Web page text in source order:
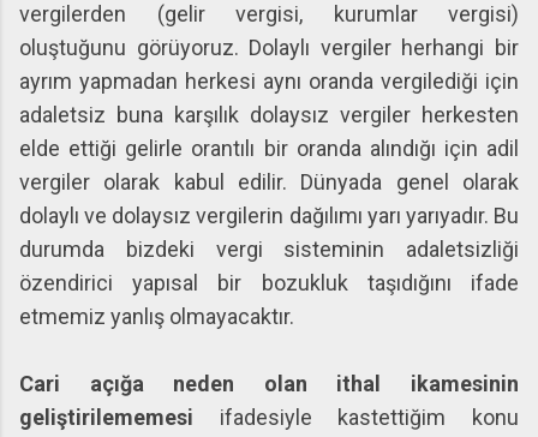
vergilerden (gelir vergisi, kurumlar vergisi)
oluştuğunu görüyoruz. Dolaylı vergiler herhangi bir
ayrım yapmadan herkesi aynı oranda vergilediği için
adaletsiz buna karşılık dolaysız vergiler herkesten
elde ettiği gelirle orantılı bir oranda alındığı için adil
vergiler olarak kabul edilir. Dünyada genel olarak
dolaylı ve dolaysız vergilerin dağılımı yarı yarıyadır. Bu
durumda bizdeki vergi sisteminin adaletsizliği
özendirici yapısal bir bozukluk taşıdığını ifade
etmemiz yanlış olmayacaktır.
Cari açığa neden olan ithal ikamesinin
geliştirilememesi ifadesiyle kastettiğim konu